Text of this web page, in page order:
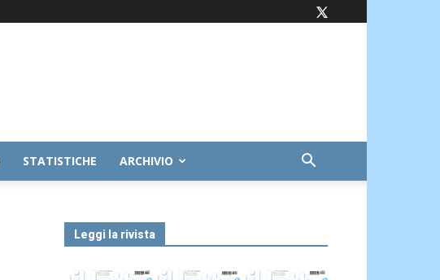
STATISTICHE ARCHIVIO
Leggi la rivista